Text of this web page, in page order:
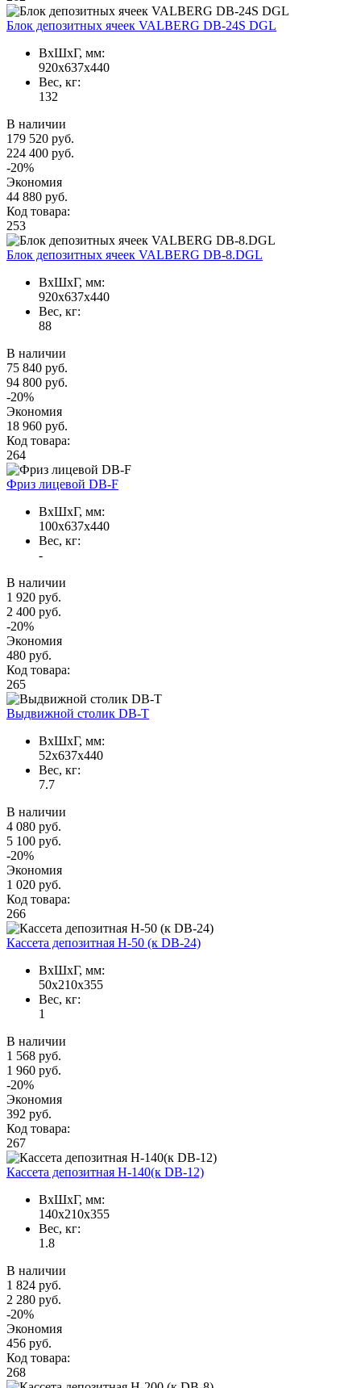
Блок депозитных ячеек VALBERG DB-24S DGL
ВxШxГ, мм:
920x637x440
Вес, кг:
132
В наличии
179 520 руб.
224 400 руб.
-20%
Экономия
44 880 руб.
Код товара:
253
Блок депозитных ячеек VALBERG DB-8.DGL
ВxШxГ, мм:
920x637x440
Вес, кг:
88
В наличии
75 840 руб.
94 800 руб.
-20%
Экономия
18 960 руб.
Код товара:
264
Фриз лицевой DB-F
ВxШxГ, мм:
100x637x440
Вес, кг:
-
В наличии
1 920 руб.
2 400 руб.
-20%
Экономия
480 руб.
Код товара:
265
Выдвижной столик DB-T
ВxШxГ, мм:
52x637x440
Вес, кг:
7.7
В наличии
4 080 руб.
5 100 руб.
-20%
Экономия
1 020 руб.
Код товара:
266
Кассета депозитная Н-50 (к DB-24)
ВxШxГ, мм:
50x210x355
Вес, кг:
1
В наличии
1 568 руб.
1 960 руб.
-20%
Экономия
392 руб.
Код товара:
267
Кассета депозитная Н-140(к DB-12)
ВxШxГ, мм:
140x210x355
Вес, кг:
1.8
В наличии
1 824 руб.
2 280 руб.
-20%
Экономия
456 руб.
Код товара:
268